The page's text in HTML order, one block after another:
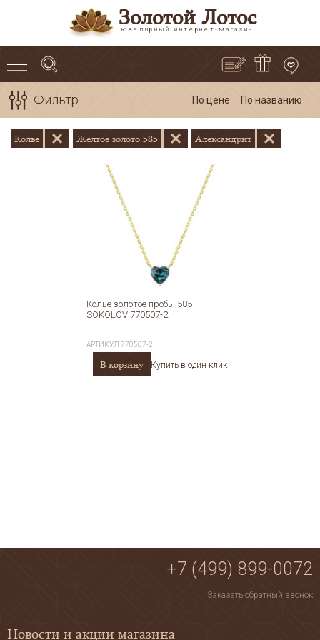
Золотой Лотос
ювелирный интернет-магазин
Фильтр По цене По названию
Колье Желтое золото 585 Александрит
Колье золотое пробы 585
SOKOLOV 770507-2
АРТИКУЛ 770507-2
В корзину Купить в один клик
+7 (499) 899-0072
Заказать обратный звонок
Новости и акции магазина